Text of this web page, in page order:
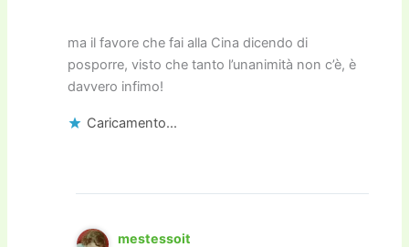
ma il favore che fai alla Cina dicendo di
posporre, visto che tanto l’unanimità non c’è, è
davvero infimo!
Caricamento...
mestessoit